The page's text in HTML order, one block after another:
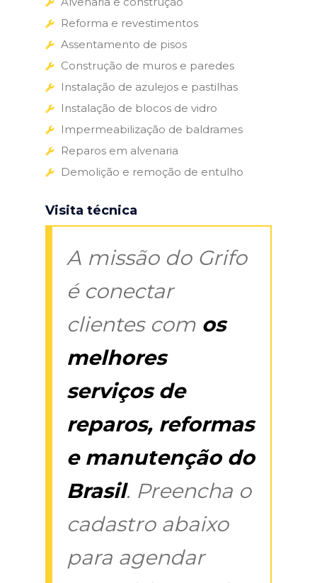
Reforma e revestimentos
Assentamento de pisos
Construção de muros e paredes
Instalação de azulejos e pastilhas
Instalação de blocos de vidro
Impermeabilização de baldrames
Reparos em alvenaria
Demolição e remoção de entulho
Visita técnica
A missão do Grifo
é conectar
clientes com os
melhores
serviços de
reparos, reformas
e manutenção do
Brasil. Preencha o
cadastro abaixo
para agendar